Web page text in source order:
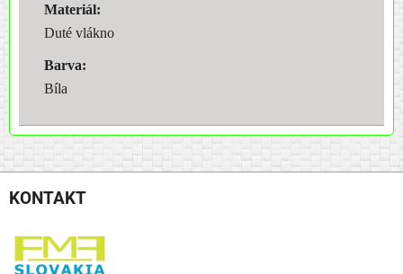
Materiál:
Duté vlákno
Barva:
Bíla
KONTAKT